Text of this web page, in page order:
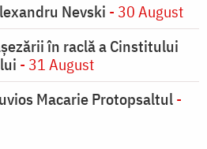
Nevski - 30 August
în raclă a Cinstitului
- 31 August
Macarie Protopsaltul-